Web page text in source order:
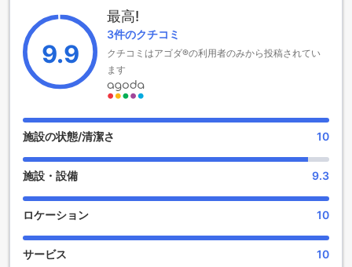
に関して特別なポリシーを持っており、無料での滞在は許可
されていません。追加料金が発生する場合がありますので、
詳細はホテルにお問い合わせください。市内中心部からの距
離も5キロとアクセスも便利です。
楽しいエンターテイメント施設で充実した滞在を
Coc ホステル&ゲストハウスは、チェンマイで楽しいエンター
テイメント施設を提供しています。まず、ホテル内には魅力
ビールを楽しみながら、友人や他のゲストと交流することが
できます。また、バーでは定期的にライブ音楽イベントやDJ
パーティーも開催されており、夜のエンターテイメントを満
喫することができます。
す。広々とした緑豊かな庭園では、リラックスした時間を過
ごすことができます。庭園には快適なベンチやハンモックが
9.9
最高!
3件のクチコミ
クチコミはアゴダ®の利用者のみから投稿されてい
ます
施設の状態/清潔さ 10
施設・設備 9.3
ロケーション 10
サービス 10